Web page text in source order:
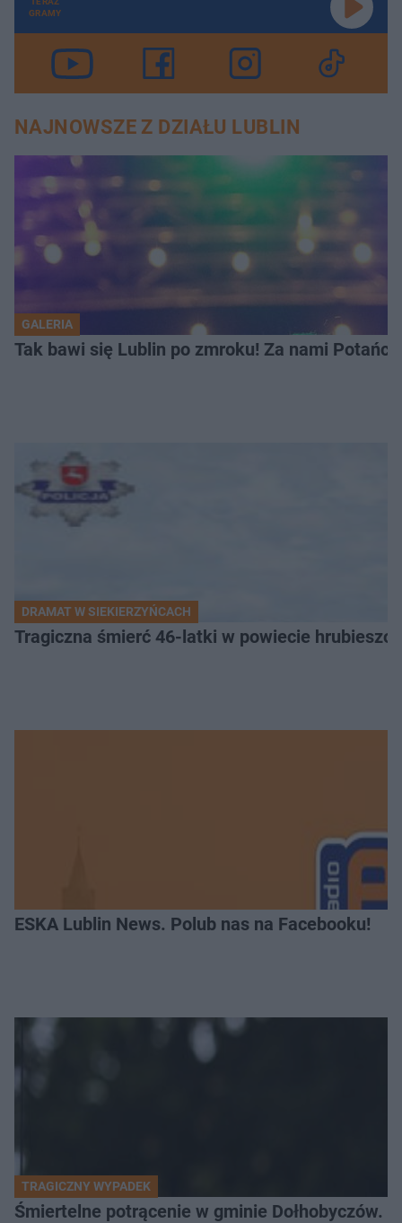
GRAMY
NAJNOWSZE Z DZIAŁU LUBLIN
GALERIA
Tak bawi się Lublin po zmroku! Za nami
DRAMAT W SIEKIERZYŃCACH
Tragiczna śmierć 46-latki w powiecie
ESKA Lublin News. Polub nas na Facebooku!
TRAGICZNY WYPADEK
Śmiertelne potrącenie w gminie Dołhobyczów.